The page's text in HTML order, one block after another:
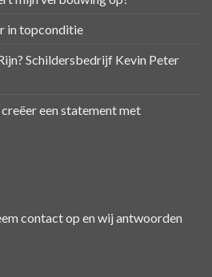
in topconditie
Schildersbedrijf Kevin Peter
een statement met
contact op en wij antwoorden